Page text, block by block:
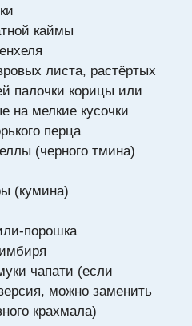
каймы
листа, растёртых
палочки корицы или
на мелкие кусочки
перца
(черного тмина)
(кумина)
порошка
чапати (если
можно заменить
крахмала)